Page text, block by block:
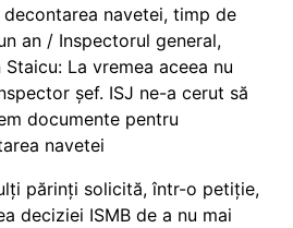
decontarea navetei, timp de
an / Inspectorul general,
Staicu: La vremea aceea nu
șef. ISJ ne-a cerut să
documente pentru
navetei
părinți solicită, într-o petiție,
deciziei ISMB de a nu mai